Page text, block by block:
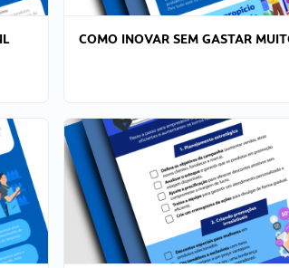
COMO INOVAR SEM GASTAR